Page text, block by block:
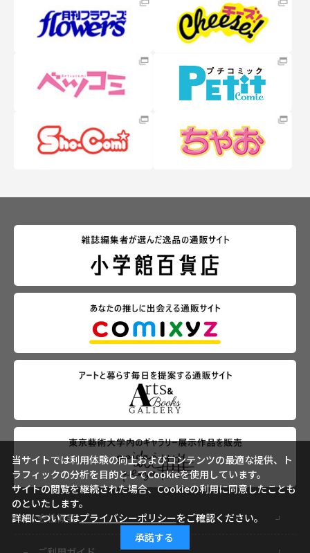
会社概要
当サイトでは利用体験の向上およびコンテンツの最適な提供、ト
ラフィックの分析を目的としてCookieを使用しています。
サイトの閲覧を継続された場合、Cookieの利用に同意したことも
のといたします。
詳細についてはプライバシーポリシーをご確認ください。
承諾する